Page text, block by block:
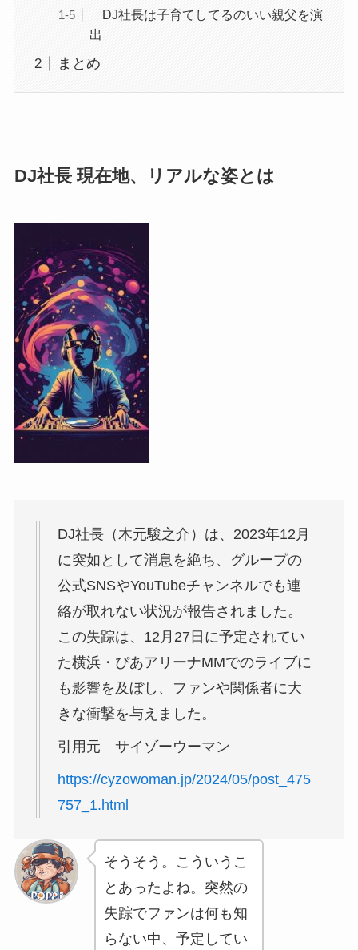
DJ社長は子育てしてるのいい親父を演
出
まとめ
DJ社長 現在地、リアルな姿とは
DJ社長（木元駿之介）は、2023年12月
に突如として消息を絶ち、グループの
公式SNSやYouTubeチャンネルでも連
絡が取れない状況が報告されました。
この失踪は、12月27日に予定されてい
た横浜・ぴあアリーナMMでのライブに
も影響を及ぼし、ファンや関係者に大
きな衝撃を与えました。
引用元 サイゾーウーマン
https://cyzowoman.jp/2024/05/post_475
757_1.html
そうそう。こういうこ
とあったよね。突然の
失踪でファンは何も知
らない中、予定してい